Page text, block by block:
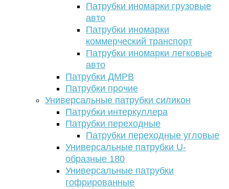
Патрубки иномарки грузовые
авто
Патрубки иномарки
коммерческий транспорт
Патрубки иномарки легковые
авто
Патрубки ДМРВ
Патрубки прочие
Универсальные патрубки силикон
Патрубки интеркуллера
Патрубки переходные
Патрубки переходные угловые
Универсальные патрубки U-
образные 180
Универсальные патрубки
гофрированные